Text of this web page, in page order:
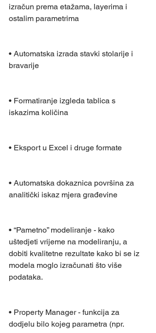
izračun prema etažama, layerima i
ostalim parametrima
• Automatska izrada stavki stolarije i
bravarije
• Formatiranje izgleda tablica s
iskazima količina
• Eksport u Excel i druge formate
• Automatska dokaznica površina za
analitički iskaz mjera građevine
• “Pametno” modeliranje - kako
uštedjeti vrijeme na modeliranju, a
dobiti kvalitetne rezultate kako bi se iz
modela moglo izračunati što više
podataka.
• Property Manager - funkcija za
dodjelu bilo kojeg parametra (npr.